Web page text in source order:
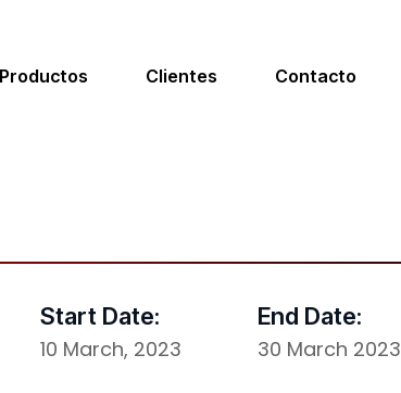
Productos Clientes Contacto
Start Date:
10 March, 2023
End Date:
30 March 2023